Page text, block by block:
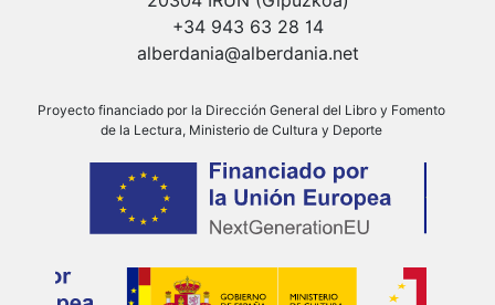
+34 943 63 28 14
alberdania@alberdania.net
Proyecto financiado por la Dirección General del Libro y Fomento
de la Lectura, Ministerio de Cultura y Deporte